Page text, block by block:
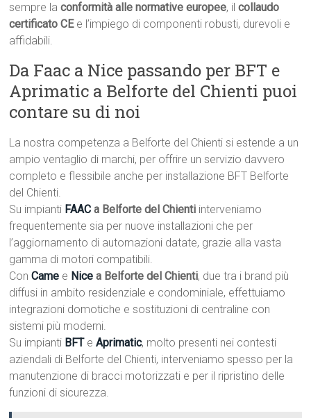
sempre laconformità alle normative europee, ilcollaudo
certificato CEe l’impiego di componenti robusti, durevoli e
affidabili.
Da Faac a Nice passando per BFT e
Aprimatic a Belforte del Chienti puoi
contare su di noi
La nostra competenza a Belforte del Chienti si estende a un
ampio ventaglio di marchi, per offrire un servizio davvero
completo e flessibile anche per installazione BFT Belforte
del Chienti.
Su impianti FAAC a Belforte del Chienti interveniamo
frequentemente sia per nuove installazioni che per
l’aggiornamento di automazioni datate, grazie alla vasta
gamma di motori compatibili.
ConCame e Nice a Belforte del Chienti, due tra i brand più
diffusi in ambito residenziale e condominiale, effettuiamo
integrazioni domotiche e sostituzioni di centraline con
sistemi più moderni.
Su impianti BFT eAprimatic, molto presenti nei contesti
aziendali di Belforte del Chienti, interveniamo spesso per la
manutenzione di bracci motorizzati e per il ripristino delle
funzioni di sicurezza.